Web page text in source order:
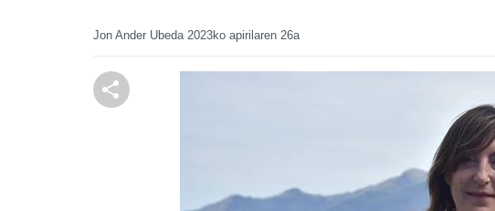
Jon Ander Ubeda 2023ko apirilaren 26a